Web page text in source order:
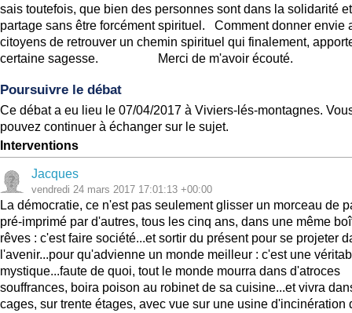
sais toutefois, que bien des personnes sont dans la solidarité
partage sans être forcément spirituel. Comment donner envie
citoyens de retrouver un chemin spirituel qui finalement,
certaine sagesse. Merci de m'avoir écouté.
Poursuivre le débat
Ce débat a eu lieu le 07/04/2017 à Viviers-lés-montagnes.
pouvez continuer à échanger sur le sujet.
Interventions
Jacques
vendredi 24 mars 2017 17:01:13 +00:00
La démocratie, ce n'est pas seulement glisser un morceau de
pré-imprimé par d'autres, tous les cinq ans, dans une même
rêves : c'est faire société...et sortir du présent pour se projeter
l'avenir...pour qu'advienne un monde meilleur : c'est une
mystique...faute de quoi, tout le monde mourra dans d'atroces
souffrances, boira poison au robinet de sa cuisine...et vivra
cages, sur trente étages, avec vue sur une usine d'incinération